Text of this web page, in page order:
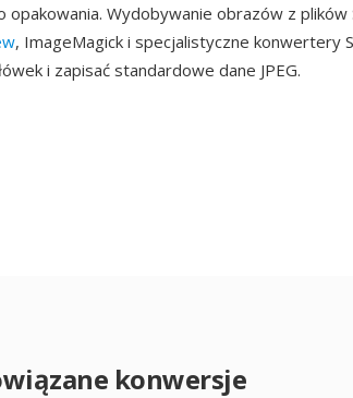
opakowania. Wydobywanie obrazów z plików
, ImageMagick i specjalistyczne konwertery
i zapisać standardowe dane JPEG.
konwersje